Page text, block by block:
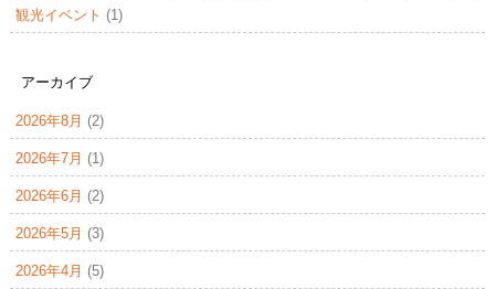
観光イベント (1)
アーカイブ
2026年8月 (2)
2026年7月 (1)
2026年6月 (2)
2026年5月 (3)
2026年4月 (5)